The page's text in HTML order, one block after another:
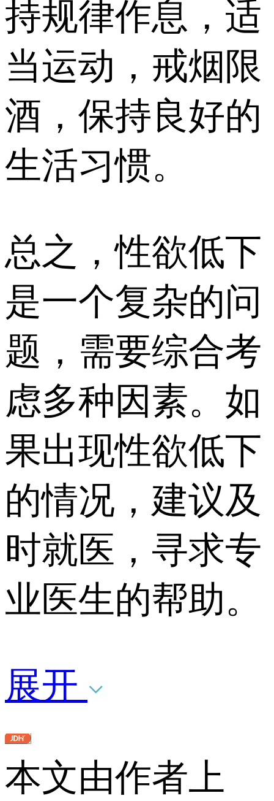
持规律作息，适
当运动，戒烟限
酒，保持良好的
生活习惯。
总之，性欲低下
是一个复杂的问
题，需要综合考
虑多种因素。如
果出现性欲低下
的情况，建议及
时就医，寻求专
业医生的帮助。
展开
本文由作者上